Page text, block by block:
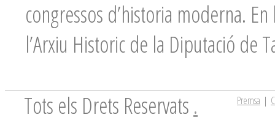
congressos d’historia moderna.
l’Arxiu Historic de la Diputació de
Tots els Drets Reservats . Premsa |